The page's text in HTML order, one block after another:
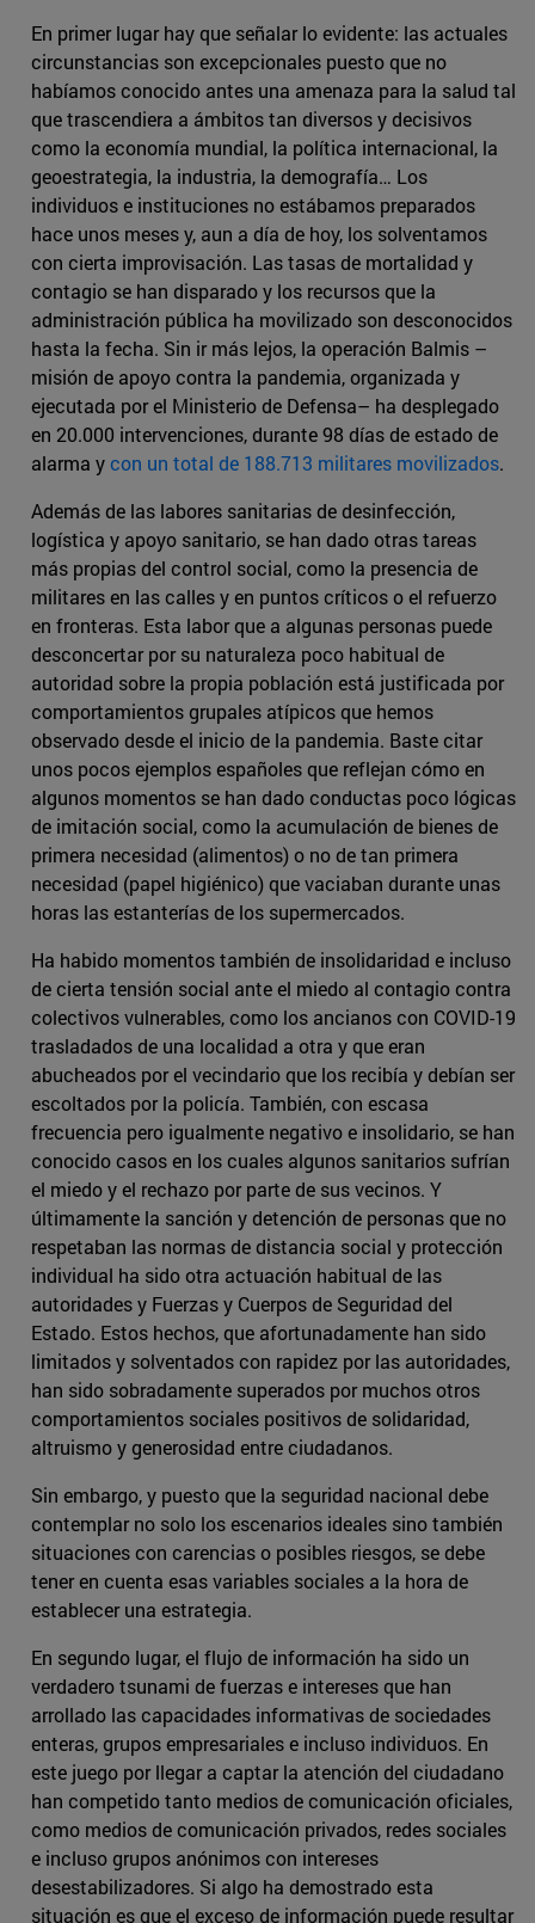
En primer lugar hay que señalar lo evidente: las actuales
circunstancias son excepcionales puesto que no
habíamos conocido antes una amenaza para la salud tal
que trascendiera a ámbitos tan diversos y decisivos
como la economía mundial, la política internacional, la
geoestrategia, la industria, la demografía… Los
individuos e instituciones no estábamos preparados
hace unos meses y, aun a día de hoy, los solventamos
con cierta improvisación. Las tasas de mortalidad y
contagio se han disparado y los recursos que la
administración pública ha movilizado son desconocidos
hasta la fecha. Sin ir más lejos, la operación Balmis –
misión de apoyo contra la pandemia, organizada y
ejecutada por el Ministerio de Defensa– ha desplegado
en 20.000 intervenciones, durante 98 días de estado de
alarma ycon un total de 188.713 militares movilizados.
Además de las labores sanitarias de desinfección,
logística y apoyo sanitario, se han dado otras tareas
más propias del control social, como la presencia de
militares en las calles y en puntos críticos o el refuerzo
en fronteras. Esta labor que a algunas personas puede
desconcertar por su naturaleza poco habitual de
autoridad sobre la propia población está justificada por
comportamientos grupales atípicos que hemos
observado desde el inicio de la pandemia. Baste citar
unos pocos ejemplos españoles que reflejan cómo en
algunos momentos se han dado conductas poco lógicas
de imitación social, como la acumulación de bienes de
primera necesidad (alimentos) o no de tan primera
necesidad (papel higiénico) que vaciaban durante unas
horas las estanterías de los supermercados.
Ha habido momentos también de insolidaridad e incluso
de cierta tensión social ante el miedo al contagio contra
colectivos vulnerables, como los ancianos con COVID-19
trasladados de una localidad a otra y que eran
abucheados por el vecindario que los recibía y debían ser
escoltados por la policía. También, con escasa
frecuencia pero igualmente negativo e insolidario, se han
conocido casos en los cuales algunos sanitarios sufrían
el miedo y el rechazo por parte de sus vecinos. Y
últimamente la sanción y detención de personas que no
respetaban las normas de distancia social y protección
individual ha sido otra actuación habitual de las
autoridades y Fuerzas y Cuerpos de Seguridad del
Estado. Estos hechos, que afortunadamente han sido
limitados y solventados con rapidez por las autoridades,
han sido sobradamente superados por muchos otros
comportamientos sociales positivos de solidaridad,
altruismo y generosidad entre ciudadanos.
Sin embargo, y puesto que la seguridad nacional debe
contemplar no solo los escenarios ideales sino también
situaciones con carencias o posibles riesgos, se debe
tener en cuenta esas variables sociales a la hora de
establecer una estrategia.
En segundo lugar, el flujo de información ha sido un
verdadero tsunami de fuerzas e intereses que han
arrollado las capacidades informativas de sociedades
enteras, grupos empresariales e incluso individuos. En
este juego por llegar a captar la atención del ciudadano
han competido tanto medios de comunicación oficiales,
como medios de comunicación privados, redes sociales
e incluso grupos anónimos con intereses
desestabilizadores. Si algo ha demostrado esta
situación es que el exceso de información puede resultar